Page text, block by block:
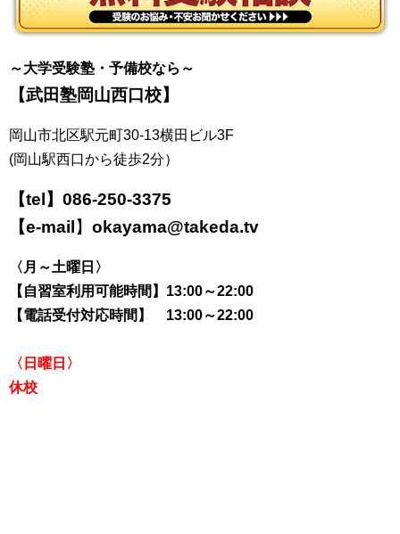
～大学受験塾・予備校なら～
【武田塾岡山西口校】
岡山市北区駅元町30-13横田ビル3F
(岡山駅西口から徒歩2分）
【tel】 086-250-3375
【e-mail】 okayama@takeda.tv
〈月～土曜日〉
【自習室利用可能時間】13:00～22:00
【電話受付対応時間】 13:00～22:00
〈日曜日〉
休校